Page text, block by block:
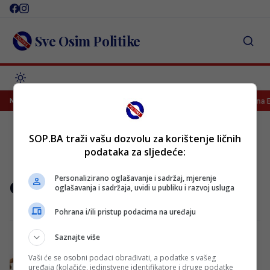
Skip
content Sve Osim Politike
NAJNOVIJE
za Juventus, osiguran TV prijenos Lana Pudar predvodi BiH na
oproštajna borba
Adnan Ćatić (47) najavio oproštajnu borbu:
SOP.BA traži vašu dozvolu za korištenje ličnih
podataka za sljedeće:
Personalizirano oglašavanje i sadržaj, mjerenje
oglašavanja i sadržaja, uvidi u publiku i razvoj usluga
Pohrana i/ili pristup podacima na uređaju
Saznajte više
Vaši će se osobni podaci obrađivati, a podatke s vašeg
uređaja (kolačiće, jedinstvene identifikatore i druge podatke